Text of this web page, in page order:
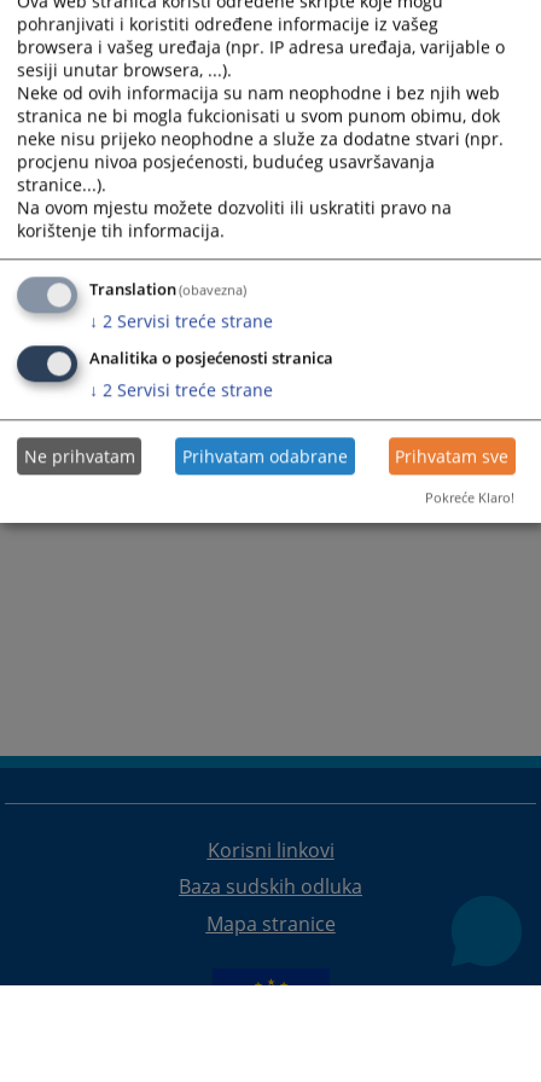
međunarodnih sudskih institucija, te sudova zemalja u
okruženju,
b) Ogledne primjere sudskih odluka i tužilačkih akata
c) Edukativne module
d) Stručne radove
e) Ostale informacije pravne prirode.
Prikazana vijest je na Bosanski jezik
7795PREGLEDA
Korisni linkovi
Baza sudskih odluka
Mapa stranice
pohranjivati i koristiti određene informacije iz vašeg
browsera i vašeg uređaja (npr. IP adresa uređaja, varijable o
sesiji unutar browsera, ...).
Neke od ovih informacija su nam neophodne i bez njih web
stranica ne bi mogla fukcionisati u svom punom obimu, dok
neke nisu prijeko neophodne a služe za dodatne stvari (npr.
procjenu nivoa posjećenosti, budućeg usavršavanja
stranice...).
Na ovom mjestu možete dozvoliti ili uskratiti pravo na
korištenje tih informacija.
Translation(obavezna)
↓ 2 Servisi treće strane
Analitika o posjećenosti stranica
↓ 2 Servisi treće strane
Ne prihvatam Prihvatam odabrane Prihvatam sve
Pokreće Klaro!